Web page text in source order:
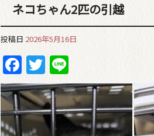
ネコちゃん2匹の引越
投稿日 2026年5月16日
Facebook
Twitter